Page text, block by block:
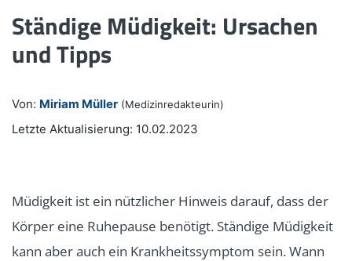
Ständige Müdigkeit: Ursachen
und Tipps
Von: Miriam Müller (Medizinredakteurin)
Letzte Aktualisierung: 10.02.2023
Müdigkeit ist ein nützlicher Hinweis darauf, dass der
Körper eine Ruhepause benötigt. Ständige Müdigkeit
kann aber auch ein Krankheitssymptom sein. Wann